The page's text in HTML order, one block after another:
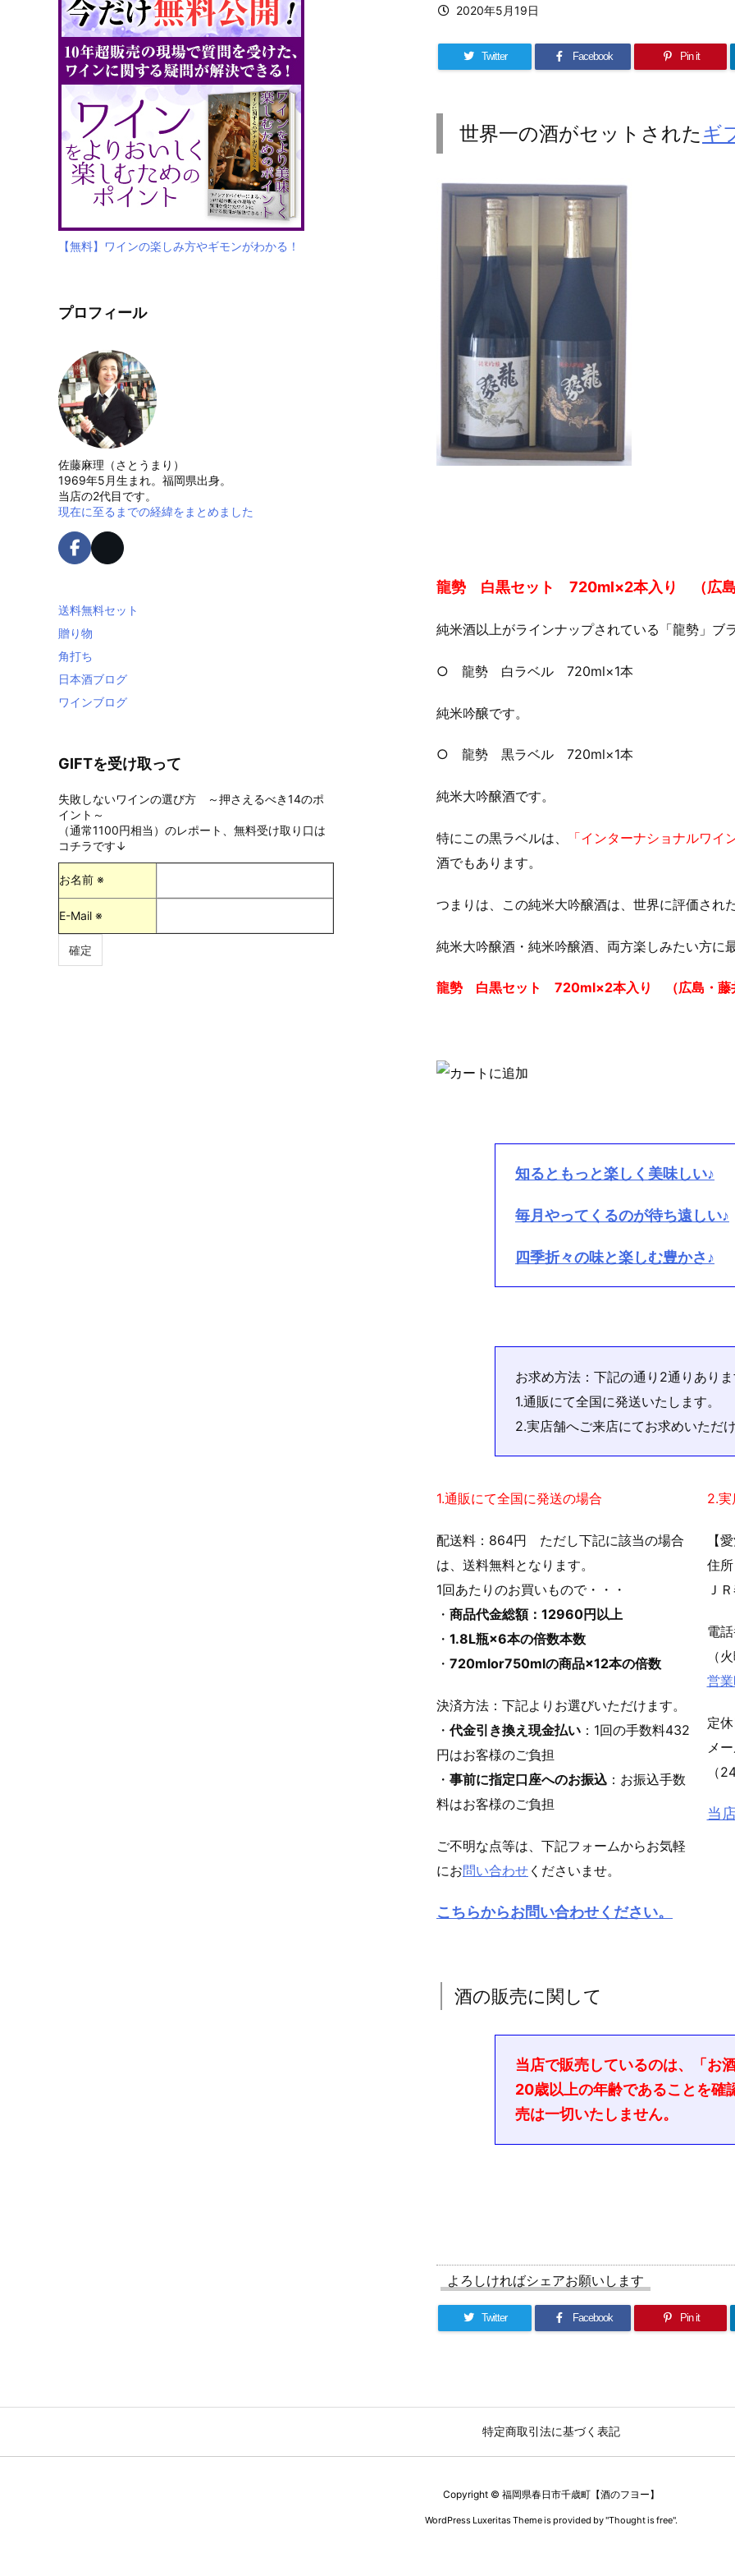
2020年5月19日
Twitter Facebook Pin it
世界一の酒がセットされた ギ
龍勢 白黒セット 720ml×2本入り （広島
純米酒以上がラインナップされている「龍勢」ブ
○ 龍勢 白ラベル 720ml×1本
純米吟醸です。
○ 龍勢 黒ラベル 720ml×1本
純米大吟醸酒です。
特にこの黒ラベルは、 「インターナショナルワイ
酒でもあります。
つまりは、この純米大吟醸酒は、世界に評価され
純米大吟醸酒・純米吟醸酒、両方楽しみたい方に
龍勢 白黒セット 720ml×2本入り （広島・藤井
知るともっと楽しく美味しい♪
毎月やってくるのが待ち遠しい♪
四季折々の味と楽しむ豊かさ♪
お求め方法：下記の通り2通りありま
1.通販にて全国に発送いたします。
2.実店舗へご来店にてお求めいただけ
1.通販にて全国に発送の場合
配送料：864円 ただし下記に該当の場合
は、送料無料となります。
1回あたりのお買いもので・・・
・ 商品代金総額：12960円以上
・ 1.8L瓶×6本の倍数本数
・ 720mlor750mlの商品×12本の倍数
決済方法：下記よりお選びいただけます。
・ 代金引き換え現金払い ：1回の手数料432
円はお客様のご負担
・ 事前に指定口座へのお振込 ：お振込手数
料はお客様のご負担
ご不明な点等は、下記フォームからお気軽
にお問い合わせ くださいませ。
こちらからお問い合わせください。
2.実
【
住
Ｊ
電
（
営
定
メ
（
当
酒の販売に関して
当店で販売しているのは、「お酒
20歳以上の年齢であることを確
売は一切いたしません。
よろしければシェアお願いします
Twitter Facebook Pin it
【無料】ワインの楽しみ方やギモンがわかる！
プロフィール
佐藤麻理（さとうまり）
1969年5月生まれ。福岡県出身。
当店の2代目です。
現在に至るまでの経緯をまとめました
送料無料セット
贈り物
角打ち
日本酒ブログ
ワインブログ
GIFTを受け取って
失敗しないワインの選び方 ～押さえるべき14のポ
イント～
（通常1100円相当）のレポート、無料受け取り口は
コチラです↓
お名前 ※
E-Mail ※
特定商取引法に基づく表記
Copyright © 福岡県春日市千歳町【酒のフヨー】
WordPress Luxeritas Theme is provided by "Thought is free".